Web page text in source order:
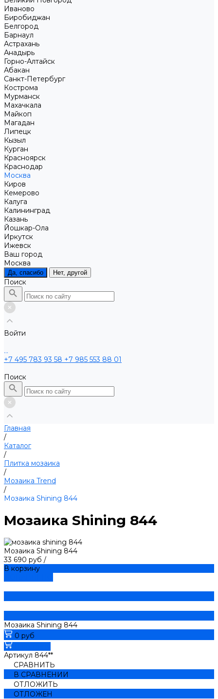
Иваново
Биробиджан
Белгород
Барнаул
Астрахань
Анадырь
Горно-Алтайск
Абакан
Санкт-Петербург
Кострома
Мурманск
Махачкала
Майкоп
Магадан
Липецк
Кызыл
Курган
Красноярск
Краснодар
Москва
Киров
Кемерово
Калуга
Калининград
Казань
Йошкар-Ола
Иркутск
Ижевск
Ваш город
Москва
Да, спасибо Нет, другой
Поиск
Войти
...
+7 495 783 93 58 +7 985 553 88 01
Поиск
Главная
/
Каталог
/
Плитка мозаика
/
Мозаика Trend
/
Мозаика Shining 844
Мозаика Shining 844
Мозаика Shining 844
33 690 руб /
В корзину
Мозаика Shining 844
0 руб
Артикул 844**
СРАВНИТЬ
В СРАВНЕНИИ
ОТЛОЖИТЬ
ОТЛОЖЕН